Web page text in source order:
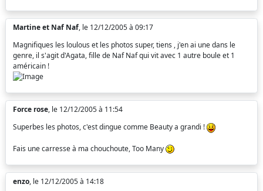
Martine et Naf Naf, le 12/12/2005 à 09:17
Magnifiques les loulous et les photos super, tiens , j'en ai une dans le
genre, il s'agit d'Agata, fille de Naf Naf qui vit avec 1 autre boule et 1
américain !
Force rose, le 12/12/2005 à 11:54
Superbes les photos, c'est dingue comme Beauty a grandi !
Fais une carresse à ma chouchoute, Too Many
enzo, le 12/12/2005 à 14:18